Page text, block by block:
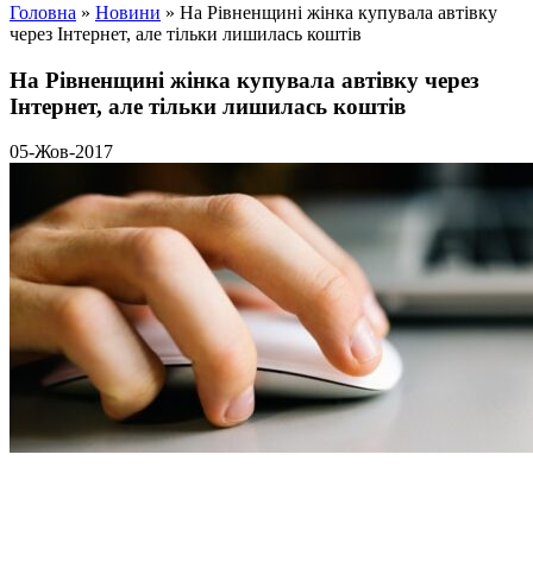
Головна » Новини » На Рівненщині жінка купувала автівку
через Інтернет, але тільки лишилась коштів
На Рівненщині жінка купувала автівку через
Інтернет, але тільки лишилась коштів
05-Жов-2017